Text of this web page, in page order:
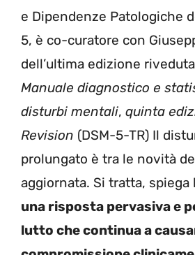
e Dipendenze Patologiche
5, è co-curatore con
dell’ultima edizione
Manuale diagnostico e
disturbi mentali, quinta
Revision (DSM-5-TR) Il
prolungato è tra le novità
aggiornata. Si tratta, spiega
una risposta pervasiva e
lutto che continua a